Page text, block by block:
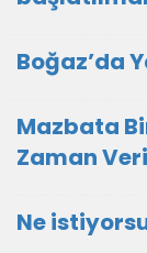
Boğaz’da
Mazbata
Zaman
Ne